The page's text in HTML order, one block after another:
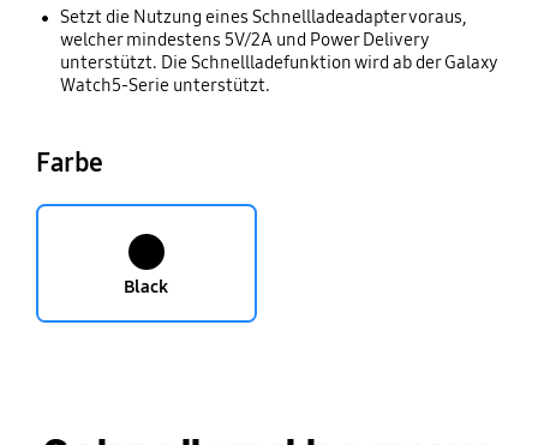
Setzt die Nutzung eines Schnellladeadapter voraus,
welcher mindestens 5V/2A und Power Delivery
unterstützt. Die Schnellladefunktion wird ab der Galaxy
Watch5-Serie unterstützt.
Farbe
Black